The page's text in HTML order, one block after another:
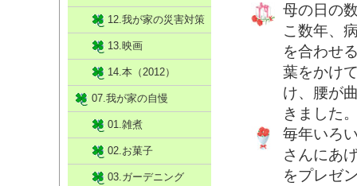
母の日の
こ数年、
を合わせ
葉をかけ
け、腰が
きました
毎年いろ
さんにあ
をプレゼ
12.我が家の災害対策
13.映画
14.本（2012）
07.我が家の自慢
01.雑煮
02.お菓子
03.ガーデニング